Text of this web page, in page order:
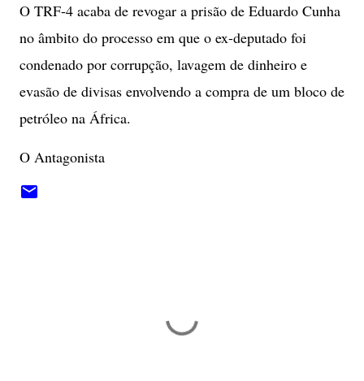
O TRF-4 acaba de revogar a prisão de Eduardo Cunha
no âmbito do processo em que o ex-deputado foi
condenado por corrupção, lavagem de dinheiro e
evasão de divisas envolvendo a compra de um bloco de
petróleo na África.
O Antagonista